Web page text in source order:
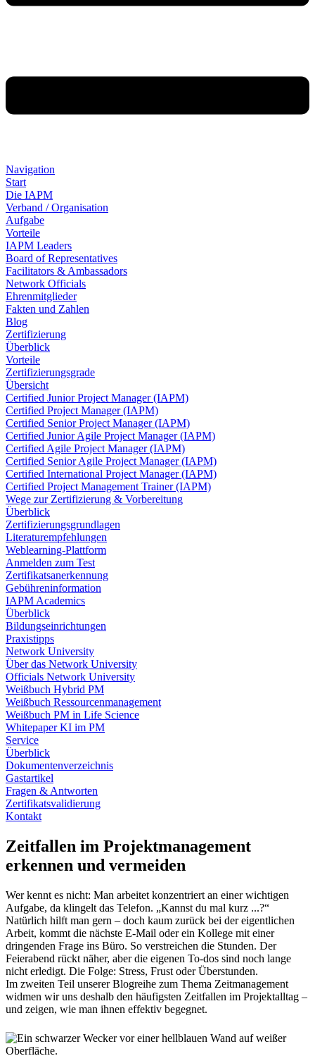
Navigation
Start
Die IAPM
Verband / Organisation
Aufgabe
Vorteile
IAPM Leaders
Board of Representatives
Facilitators & Ambassadors
Network Officials
Ehrenmitglieder
Fakten und Zahlen
Blog
Zertifizierung
Überblick
Vorteile
Zertifizierungsgrade
Übersicht
Certified Junior Project Manager (IAPM)
Certified Project Manager (IAPM)
Certified Senior Project Manager (IAPM)
Certified Junior Agile Project Manager (IAPM)
Certified Agile Project Manager (IAPM)
Certified Senior Agile Project Manager (IAPM)
Certified International Project Manager (IAPM)
Certified Project Management Trainer (IAPM)
Wege zur Zertifizierung & Vorbereitung
Überblick
Zertifizierungsgrundlagen
Literaturempfehlungen
Weblearning-Plattform
Anmelden zum Test
Zertifikatsanerkennung
Gebühreninformation
IAPM Academics
Überblick
Bildungseinrichtungen
Praxistipps
Network University
Über das Network University
Officials Network University
Weißbuch Hybrid PM
Weißbuch Ressourcenmanagement
Weißbuch PM in Life Science
Whitepaper KI im PM
Service
Überblick
Dokumentenverzeichnis
Gastartikel
Fragen & Antworten
Zertifikatsvalidierung
Kontakt
Zeitfallen im Projektmanagement
erkennen und vermeiden
Wer kennt es nicht: Man arbeitet konzentriert an einer wichtigen
Aufgabe, da klingelt das Telefon. „Kannst du mal kurz ...?“
Natürlich hilft man gern – doch kaum zurück bei der eigentlichen
Arbeit, kommt die nächste E-Mail oder ein Kollege mit einer
dringenden Frage ins Büro. So verstreichen die Stunden. Der
Feierabend rückt näher, aber die eigenen To-dos sind noch lange
nicht erledigt. Die Folge: Stress, Frust oder Überstunden.
Im zweiten Teil unserer Blogreihe zum Thema Zeitmanagement
widmen wir uns deshalb den häufigsten Zeitfallen im Projektalltag –
und zeigen, wie man ihnen effektiv begegnet.